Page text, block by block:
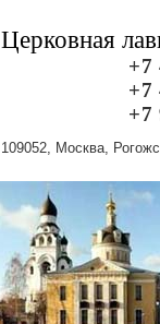
Церковная
+7
+7
+7
109052, Москва,